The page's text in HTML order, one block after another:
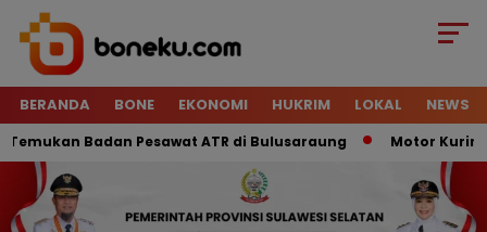
BERANDA BONE EKONOMI HUKRIM LOKAL NEWS
Badan Pesawat ATR di Bulusaraung Motor Kurir Raib